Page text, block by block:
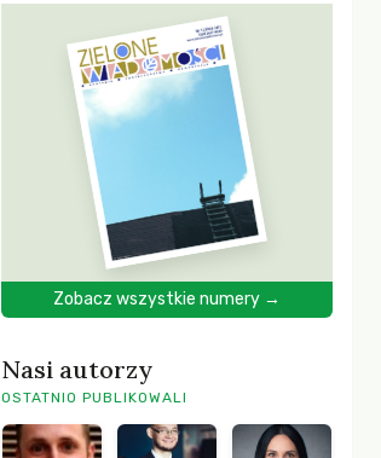
Zobacz wszystkie numery →
Nasi autorzy
OSTATNIO PUBLIKOWALI